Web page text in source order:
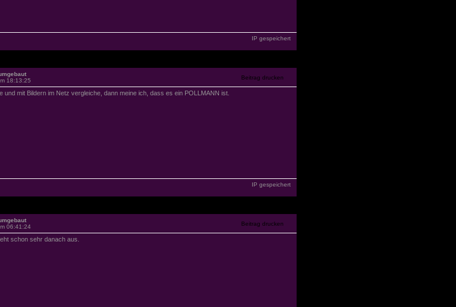
IP gespeichert
18:13:25
und mit Bildern im Netz vergleiche, dann meine ich, dass es ein POLLMANN ist.
IP gespeichert
06:41:24
schon sehr danach aus.